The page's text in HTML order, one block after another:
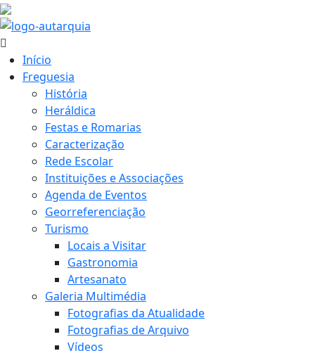
Início
Freguesia
História
Heráldica
Festas e Romarias
Caracterização
Rede Escolar
Instituições e Associações
Agenda de Eventos
Georreferenciação
Turismo
Locais a Visitar
Gastronomia
Artesanato
Galeria Multimédia
Fotografias da Atualidade
Fotografias de Arquivo
Vídeos